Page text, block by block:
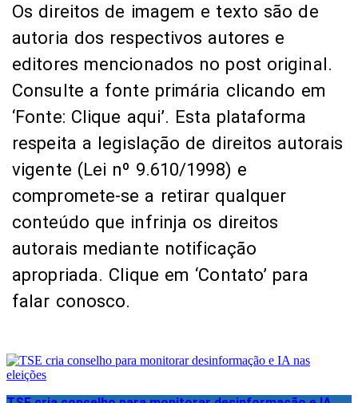
Os direitos de imagem e texto são de
autoria dos respectivos autores e
editores mencionados no post original.
Consulte a fonte primária clicando em
‘Fonte: Clique aqui’. Esta plataforma
respeita a legislação de direitos autorais
vigente (Lei nº 9.610/1998) e
compromete-se a retirar qualquer
conteúdo que infrinja os direitos
autorais mediante notificação
apropriada. Clique em ‘Contato’ para
falar conosco.